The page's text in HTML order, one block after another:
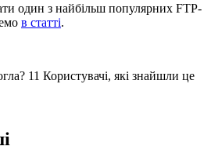
один з найбільш популярних FTP-
в статті.
11 Користувачі, які знайшли це